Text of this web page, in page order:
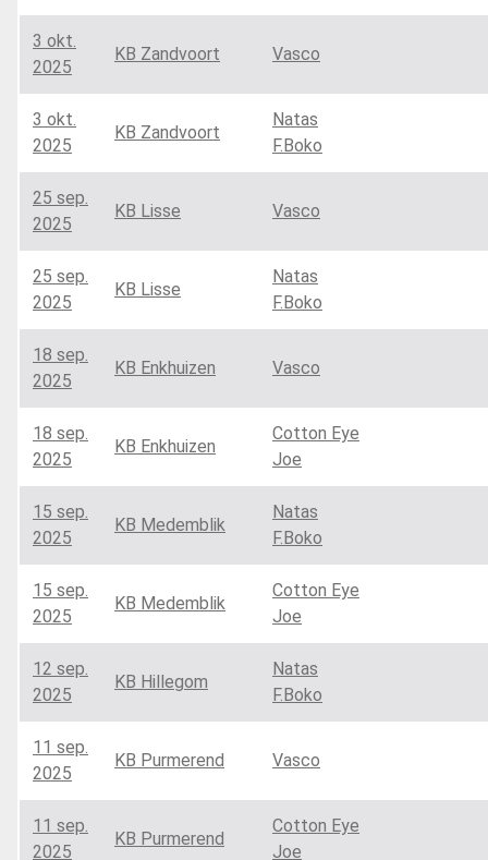
3 okt.
2025
KB Zandvoort Vasco
3 okt.
2025
KB Zandvoort
Natas
F.Boko
25 sep.
2025
KB Lisse Vasco
25 sep.
2025
KB Lisse
Natas
F.Boko
18 sep.
2025
KB Enkhuizen Vasco
18 sep.
2025
KB Enkhuizen
Cotton Eye
Joe
15 sep.
2025
KB Medemblik
Natas
F.Boko
15 sep.
2025
KB Medemblik
Cotton Eye
Joe
12 sep.
2025
KB Hillegom
Natas
F.Boko
11 sep.
2025
KB Purmerend Vasco
11 sep.
2025
KB Purmerend
Cotton Eye
Joe